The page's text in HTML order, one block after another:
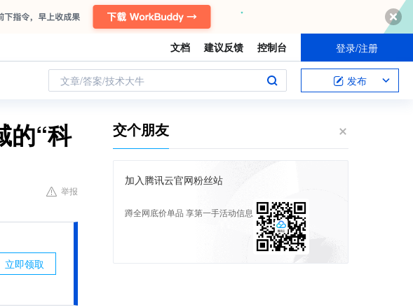
文档 建议反馈 控制台 登录/注册
文章/答案/技术大牛 发布
的“科
举报
立即领取
交个朋友
加入腾讯云官网粉丝站
蹲全网底价单品 享第一手活动信息